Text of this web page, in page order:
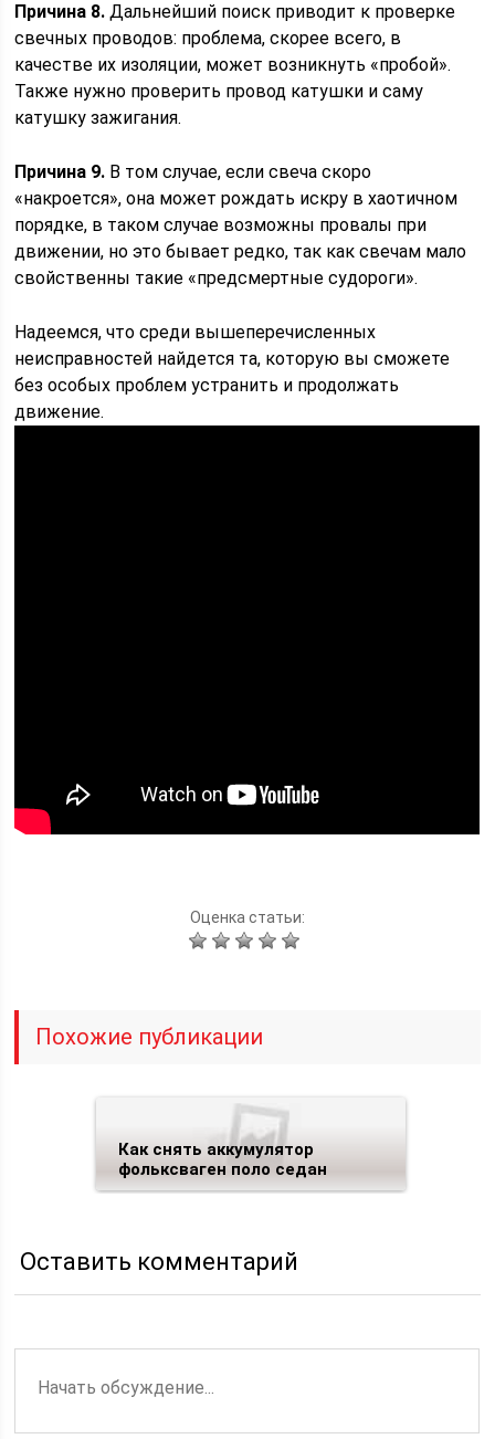
Причина 8. Дальнейший поиск приводит к проверке
свечных проводов: проблема, скорее всего, в
качестве их изоляции, может возникнуть «пробой».
Также нужно проверить провод катушки и саму
катушку зажигания.
Причина 9. В том случае, если свеча скоро
«накроется», она может рождать искру в хаотичном
порядке, в таком случае возможны провалы при
движении, но это бывает редко, так как свечам мало
свойственны такие «предсмертные судороги».
Надеемся, что среди вышеперечисленных
неисправностей найдется та, которую вы сможете
без особых проблем устранить и продолжать
движение.
Оценка статьи:
Похожие публикации
Как снять аккумулятор
фольксваген поло седан
Оставить комментарий